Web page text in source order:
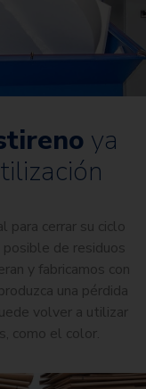
ya
para cerrar su ciclo
posible de residuos
y fabricamos con
una pérdida
volver a utilizar
como el color.